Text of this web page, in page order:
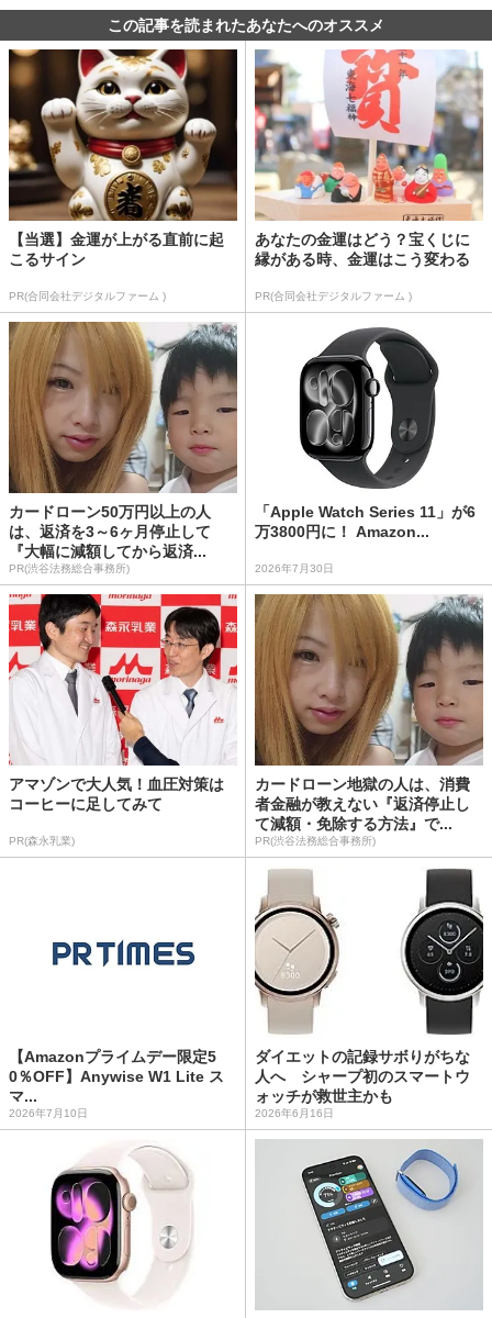
この記事を読まれたあなたへのオススメ
【当選】金運が上がる直前に起
こるサイン
PR(合同会社デジタルファーム )
あなたの金運はどう？宝くじに
縁がある時、金運はこう変わる
PR(合同会社デジタルファーム )
カードローン50万円以上の人
は、返済を3～6ヶ月停止して
『大幅に減額してから返済...
PR(渋谷法務総合事務所)
「Apple Watch Series 11」が6
万3800円に！ Amazon...
2026年7月30日
アマゾンで大人気！血圧対策は
コーヒーに足してみて
PR(森永乳業)
カードローン地獄の人は、消費
者金融が教えない『返済停止し
て減額・免除する方法』で...
PR(渋谷法務総合事務所)
【Amazonプライムデー限定5
0％OFF】Anywise W1 Lite ス
マ...
2026年7月10日
ダイエットの記録サボりがちな
人へ シャープ初のスマートウ
ォッチが救世主かも
2026年6月16日